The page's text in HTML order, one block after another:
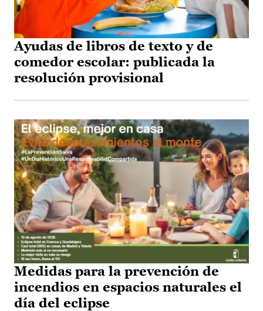
Ayudas de libros de texto y de
comedor escolar: publicada la
resolución provisional
Medidas para la prevención de
incendios en espacios naturales el
día del eclipse